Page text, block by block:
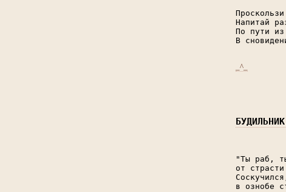
Напитай
По пути из
В
_^_
"Ты раб,
от
в ознобе